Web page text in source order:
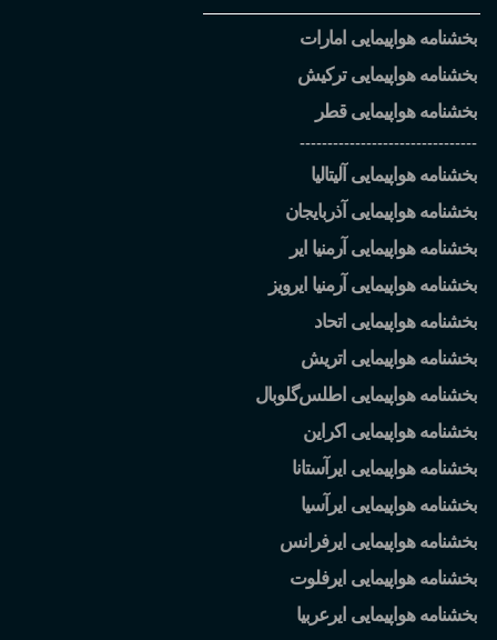
بخشنامه هواپیمایی امارات
بخشنامه هواپیمایی ترکیش
بخشنامه هواپیمایی قطر
--------------------------------
بخشنامه هواپیمایی آلیتالیا
بخشنامه هواپیمایی آذربایجان
بخشنامه هواپیمایی آرمنیا ایر
بخشنامه هواپیمایی آرمنیا ایرویز
بخشنامه هواپیمایی اتحاد
بخشنامه هواپیمایی اتریش
بخشنامه هواپیمایی اطلسگلوبال
بخشنامه هواپیمایی اکراین
بخشنامه هواپیمایی ایرآستانا
بخشنامه هواپیمایی ایرآسیا
بخشنامه هواپیمایی ایرفرانس
بخشنامه هواپیمایی ایرفلوت
بخشنامه هواپیمایی ایرعربیا